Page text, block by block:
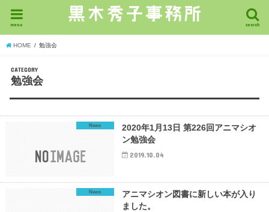
search
menu
HOME 勉強会
CATEGORY
勉強会
News
2020年1月13日 第226回アニマシオ
ン勉強会
2019.10.04
News
アニマシオン図書に新しい本が入り
ました。